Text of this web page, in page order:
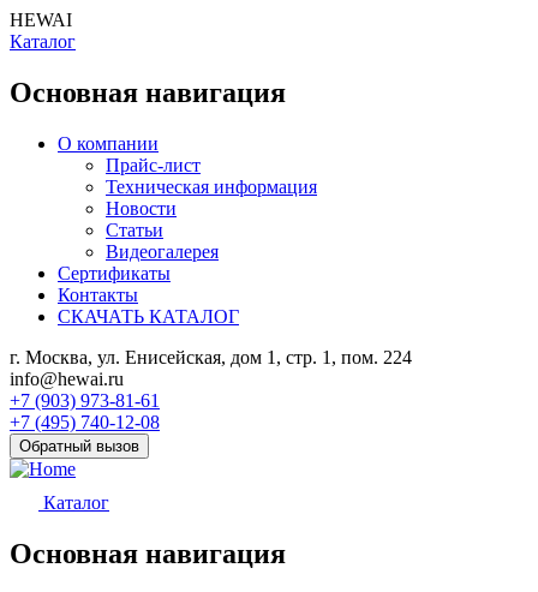
HEWAI
Каталог
Основная навигация
О компании
Прайс-лист
Техническая информация
Новости
Статьи
Видеогалерея
Сертификаты
Контакты
СКАЧАТЬ КАТАЛОГ
г. Москва, ул. Енисейская, дом 1, стр. 1, пом. 224
info@hewai.ru
+7 (903) 973-81-61
+7 (495) 740-12-08
Обратный вызов
Каталог
Основная навигация